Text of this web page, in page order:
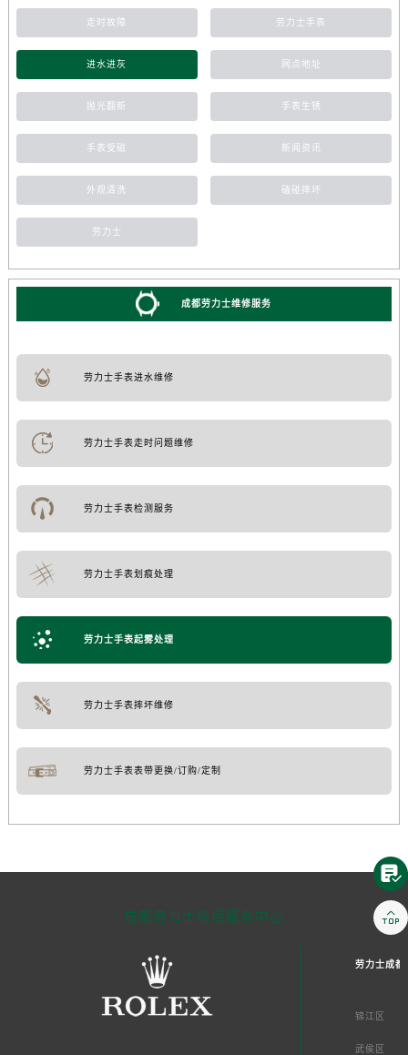
走时故障 劳力士手表
进水进灰 网点地址
抛光翻新 手表生锈
手表受磁 新闻资讯
外观清洗 磕碰摔坏
劳力士
成都劳力士维修服务
劳力士手表进水维修
劳力士手表走时问题维修
劳力士手表检测服务
劳力士手表划痕处理
劳力士手表起雾处理
劳力士手表摔坏维修
劳力士手表表带更换/订购/定制
成都劳力士售后服务中心
劳力士成都
锦江区
武侯区

